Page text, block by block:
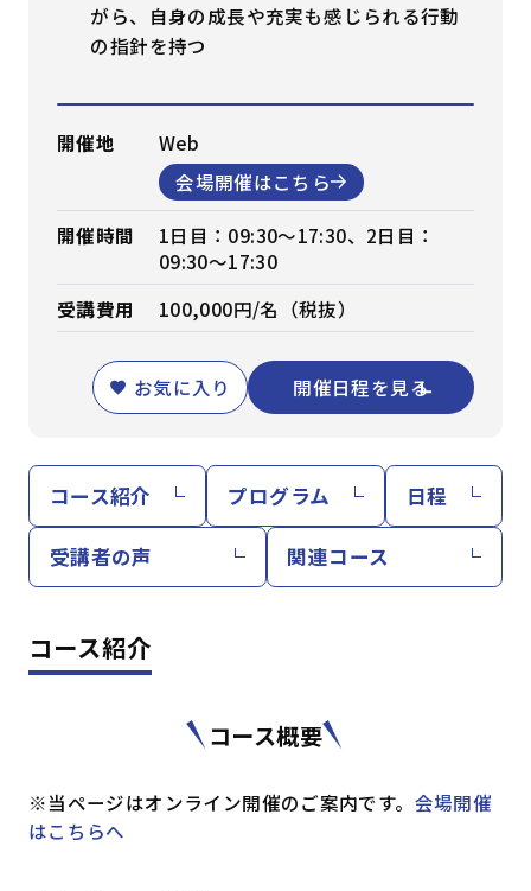
がら、自身の成長や充実も感じられる行動
の指針を持つ
開催地
Web
会場開催はこちら
開催時間
1日目：09:30～17:30、2日目：
09:30～17:30
受講費用
100,000円/名（税抜）
お気に入り 開催日程を見る
コース紹介 プログラム 日程
受講者の声 関連コース
コース紹介
コース概要
※当ページはオンライン開催のご案内です。 会場開催
はこちらへ